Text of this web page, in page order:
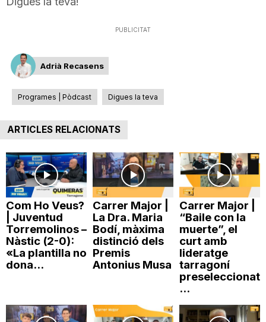
r
r
a
g
o
a
PUBLICITAT
Adrià Recasens
Programes | Pòdcast Digues la teva
ARTICLES RELACIONATS
Com Ho Veus?
| Juventud
Torremolinos –
Nàstic (2-0):
«La plantilla no
dona...
Carrer Major |
La Dra. Maria
Bodí, màxima
distinció dels
Premis
Antonius Musa
Carrer Major |
“Baile con la
muerte”, el
curt amb
lideratge
tarragoní
preseleccionat
...